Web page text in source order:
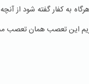
به كفار گفته شود از
اين تعصب همان تعصب